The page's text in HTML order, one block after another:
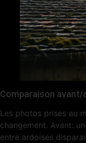
Comparaison avant/
Les photos prises au
changement. Avant:
entre ardoises